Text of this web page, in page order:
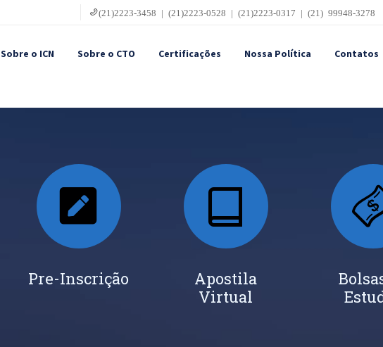
(21)2223-3458 | (21)2223-0528 | (21)2223-0317 | (21) 99948-3278
Sobre o ICN Sobre o CTO Certificações Nossa Política Contatos
Pre-Inscrição
Apostila
Virtual